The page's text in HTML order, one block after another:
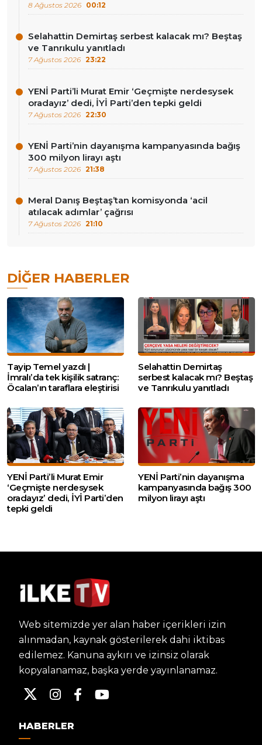
8 Ağustos 2026 00:12
Selahattin Demirtaş serbest kalacak mı? Beştaş
ve Tanrıkulu yanıtladı
7 Ağustos 2026 23:22
YENİ Parti’li Murat Emir ‘Geçmişte nerdesysek
oradayız’ dedi, İYİ Parti’den tepki geldi
7 Ağustos 2026 22:30
YENİ Parti’nin dayanışma kampanyasında bağış
300 milyon lirayı aştı
7 Ağustos 2026 21:38
Meral Danış Beştaş’tan komisyonda ‘acil
atılacak adımlar’ çağrısı
7 Ağustos 2026 21:10
DIĞER HABERLER
Tayip Temel yazdı |
İmralı’da tek kişilik satranç:
Öcalan’ın taraflara eleştirisi
Selahattin Demirtaş
serbest kalacak mı? Beştaş
ve Tanrıkulu yanıtladı
YENİ Parti’li Murat Emir
‘Geçmişte nerdesysek
oradayız’ dedi, İYİ Parti’den
tepki geldi
YENİ Parti’nin dayanışma
kampanyasında bağış 300
milyon lirayı aştı
Web sitemizde yer alan haber içerikleri izin
alınmadan, kaynak gösterilerek dahi iktibas
edilemez. Kanuna aykırı ve izinsiz olarak
kopyalanamaz, başka yerde yayınlanamaz.
HABERLER